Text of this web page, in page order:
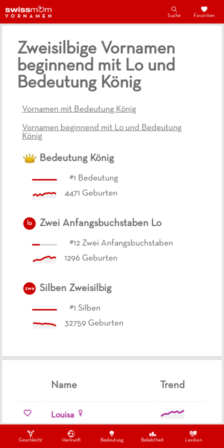
Geschlecht Herkunft Bedeutung Beliebtheit Lexikon
Suche Favoriten
Zweisilbige Vornamen
beginnend mit Lo und
Bedeutung König
Vornamen mit Bedeutung König
Vornamen beginnend mit Lo und Bedeutung
König
Bedeutung König
#1 Bedeutung
4471 Geburten
lo Zwei Anfangsbuchstaben Lo
#12 Zwei Anfangsbuchstaben
1296 Geburten
zwe Silben Zweisilbig
#1 Silben
32759 Geburten
Name Trend
Louisa
Louise